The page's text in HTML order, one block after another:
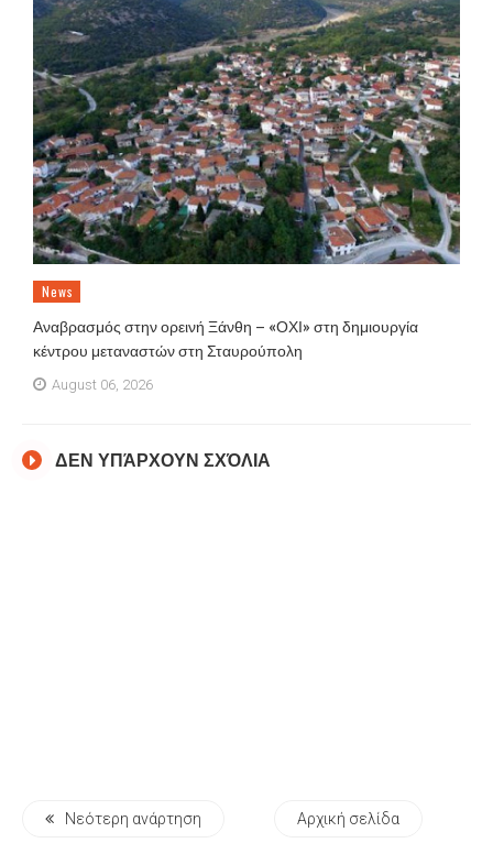
News
Αναβρασμός στην ορεινή Ξάνθη – «ΟΧΙ» στη δημιουργία
κέντρου μεταναστών στη Σταυρούπολη
August 06, 2026
ΔΕΝ ΥΠΆΡΧΟΥΝ ΣΧΌΛΙΑ
Νεότερη ανάρτηση Αρχική σελίδα